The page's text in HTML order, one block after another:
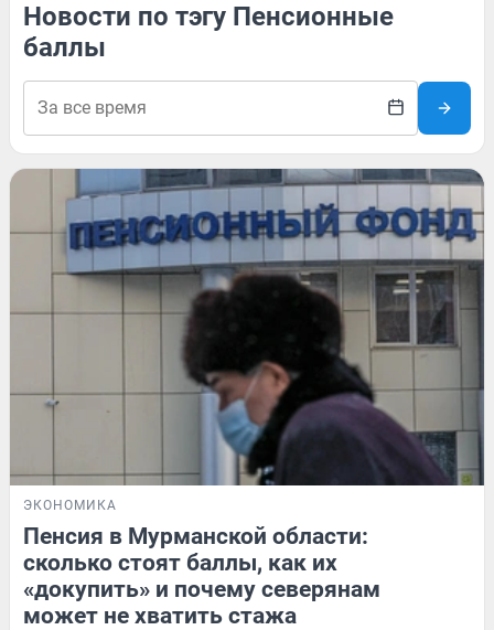
Новости по тэгу Пенсионные
баллы
ЭКОНОМИКА
Пенсия в Мурманской области:
сколько стоят баллы, как их
«докупить» и почему северянам
может не хватить стажа